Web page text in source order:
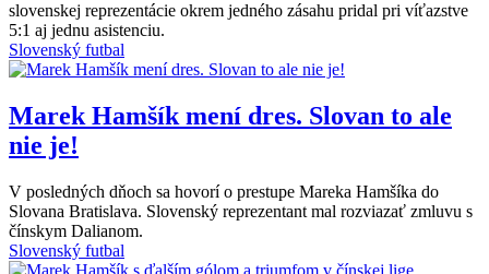
slovenskej reprezentácie okrem jedného zásahu pridal pri víťazstve
5:1 aj jednu asistenciu.
Slovenský futbal
Marek Hamšík mení dres. Slovan to ale
nie je!
V posledných dňoch sa hovorí o prestupe Mareka Hamšíka do
Slovana Bratislava. Slovenský reprezentant mal rozviazať zmluvu s
čínskym Dalianom.
Slovenský futbal